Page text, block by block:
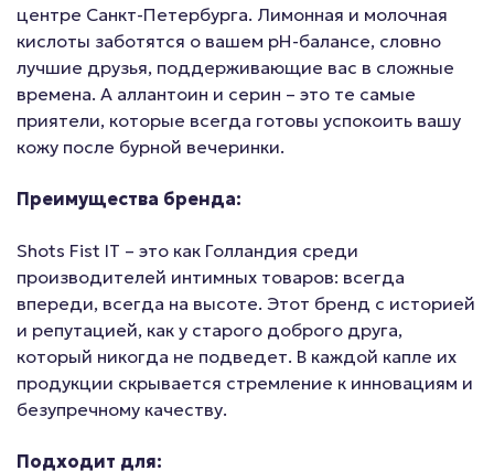
центре Санкт-Петербурга. Лимонная и молочная
кислоты заботятся о вашем pH-балансе, словно
лучшие друзья, поддерживающие вас в сложные
времена. А аллантоин и серин – это те самые
приятели, которые всегда готовы успокоить вашу
кожу после бурной вечеринки.
Преимущества бренда:
Shots Fist IT – это как Голландия среди
производителей интимных товаров: всегда
впереди, всегда на высоте. Этот бренд с историей
и репутацией, как у старого доброго друга,
который никогда не подведет. В каждой капле их
продукции скрывается стремление к инновациям и
безупречному качеству.
Подходит для: